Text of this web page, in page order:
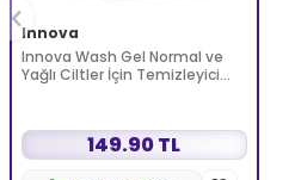
Innova
Innova Wash Gel Normal ve
Yağlı Ciltler İçin Temizleyici
149.90 TL